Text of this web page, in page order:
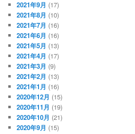
2021年9月 (17)
2021年8月 (10)
2021年7月 (16)
2021年6月 (16)
2021年5月 (13)
2021年4月 (17)
2021年3月 (9)
2021年2月 (13)
2021年1月 (16)
2020年12月 (15)
2020年11月 (19)
2020年10月 (21)
2020年9月 (15)